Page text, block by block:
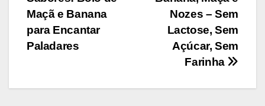
Post
Nozes – Sem
Lactose, Sem
Açúcar, Sem
Farinha
Maçã e Banana
para Encantar
Paladares